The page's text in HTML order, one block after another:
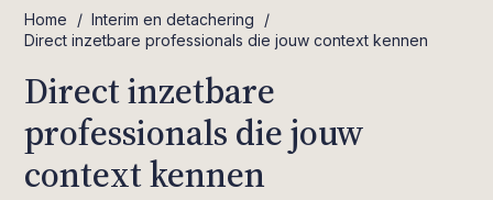
Home / Interim en detachering
/
Direct inzetbare professionals die jouw context kennen
Direct inzetbare
professionals die jouw
context kennen